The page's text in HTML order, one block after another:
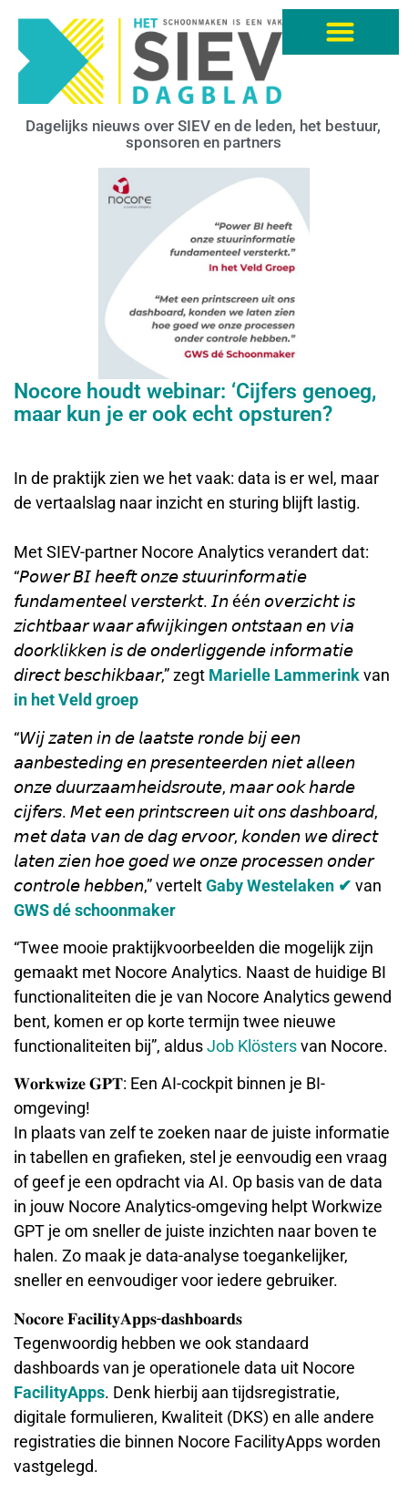
Dagelijks nieuws over SIEV en de leden, het bestuur,
sponsoren en partners
Nocore houdt webinar: ‘Cijfers genoeg,
maar kun je er ook echt opsturen?
In de praktijk zien we het vaak: data is er wel, maar
de vertaalslag naar inzicht en sturing blijft lastig.
Met SIEV-partner Nocore Analytics verandert dat:
“𝘗𝘰𝘸𝘦𝘳 𝘉𝘐 𝘩𝘦𝘦𝘧𝘵 𝘰𝘯𝘻𝘦 𝘴𝘵𝘶𝘶𝘳𝘪𝘯𝘧𝘰𝘳𝘮𝘢𝘵𝘪𝘦
𝘧𝘶𝘯𝘥𝘢𝘮𝘦𝘯𝘵𝘦𝘦𝘭 𝘷𝘦𝘳𝘴𝘵𝘦𝘳𝘬𝘵. 𝘐𝘯 éé𝘯 𝘰𝘷𝘦𝘳𝘻𝘪𝘤𝘩𝘵 𝘪𝘴
𝘻𝘪𝘤𝘩𝘵𝘣𝘢𝘢𝘳 𝘸𝘢𝘢𝘳 𝘢𝘧𝘸𝘪𝘫𝘬𝘪𝘯𝘨𝘦𝘯 𝘰𝘯𝘵𝘴𝘵𝘢𝘢𝘯 𝘦𝘯 𝘷𝘪𝘢
𝘥𝘰𝘰𝘳𝘬𝘭𝘪𝘬𝘬𝘦𝘯 𝘪𝘴 𝘥𝘦 𝘰𝘯𝘥𝘦𝘳𝘭𝘪𝘨𝘨𝘦𝘯𝘥𝘦 𝘪𝘯𝘧𝘰𝘳𝘮𝘢𝘵𝘪𝘦
𝘥𝘪𝘳𝘦𝘤𝘵 𝘣𝘦𝘴𝘤𝘩𝘪𝘬𝘣𝘢𝘢𝘳,” zegt Marielle Lammerinkvan
in het Veld groep
“𝘞𝘪𝘫 𝘻𝘢𝘵𝘦𝘯 𝘪𝘯 𝘥𝘦 𝘭𝘢𝘢𝘵𝘴𝘵𝘦 𝘳𝘰𝘯𝘥𝘦 𝘣𝘪𝘫 𝘦𝘦𝘯
𝘢𝘢𝘯𝘣𝘦𝘴𝘵𝘦𝘥𝘪𝘯𝘨 𝘦𝘯 𝘱𝘳𝘦𝘴𝘦𝘯𝘵𝘦𝘦𝘳𝘥𝘦𝘯 𝘯𝘪𝘦𝘵 𝘢𝘭𝘭𝘦𝘦𝘯
𝘰𝘯𝘻𝘦 𝘥𝘶𝘶𝘳𝘻𝘢𝘢𝘮𝘩𝘦𝘪𝘥𝘴𝘳𝘰𝘶𝘵𝘦, 𝘮𝘢𝘢𝘳 𝘰𝘰𝘬 𝘩𝘢𝘳𝘥𝘦
𝘤𝘪𝘫𝘧𝘦𝘳𝘴. 𝘔𝘦𝘵 𝘦𝘦𝘯 𝘱𝘳𝘪𝘯𝘵𝘴𝘤𝘳𝘦𝘦𝘯 𝘶𝘪𝘵 𝘰𝘯𝘴 𝘥𝘢𝘴𝘩𝘣𝘰𝘢𝘳𝘥,
𝘮𝘦𝘵 𝘥𝘢𝘵𝘢 𝘷𝘢𝘯 𝘥𝘦 𝘥𝘢𝘨 𝘦𝘳𝘷𝘰𝘰𝘳, 𝘬𝘰𝘯𝘥𝘦𝘯 𝘸𝘦 𝘥𝘪𝘳𝘦𝘤𝘵
𝘭𝘢𝘵𝘦𝘯 𝘻𝘪𝘦𝘯 𝘩𝘰𝘦 𝘨𝘰𝘦𝘥 𝘸𝘦 𝘰𝘯𝘻𝘦 𝘱𝘳𝘰𝘤𝘦𝘴𝘴𝘦𝘯 𝘰𝘯𝘥𝘦𝘳
𝘤𝘰𝘯𝘵𝘳𝘰𝘭𝘦 𝘩𝘦𝘣𝘣𝘦𝘯,” verteltGaby Westelaken ✔ van
GWS dé schoonmaker
“Twee mooie praktijkvoorbeelden die mogelijk zijn
gemaakt met Nocore Analytics. Naast de huidige BI
functionaliteiten die je van Nocore Analytics gewend
bent, komen er op korte termijn twee nieuwe
functionaliteiten bij”, aldusJob Klöstersvan Nocore.
𝐖𝐨𝐫𝐤𝐰𝐢𝐳𝐞 𝐆𝐏𝐓: Een AI-cockpit binnen je BI-
omgeving!
In plaats van zelf te zoeken naar de juiste informatie
in tabellen en grafieken, stel je eenvoudig een vraag
of geef je een opdracht via AI. Op basis van de data
in jouw Nocore Analytics-omgeving helpt Workwize
GPT je om sneller de juiste inzichten naar boven te
halen. Zo maak je data-analyse toegankelijker,
sneller en eenvoudiger voor iedere gebruiker.
𝐍𝐨𝐜𝐨𝐫𝐞 𝐅𝐚𝐜𝐢𝐥𝐢𝐭𝐲𝐀𝐩𝐩𝐬-𝐝𝐚𝐬𝐡𝐛𝐨𝐚𝐫𝐝𝐬
Tegenwoordig hebben we ook standaard
dashboards van je operationele data uit Nocore
FacilityApps. Denk hierbij aan tijdsregistratie,
digitale formulieren, Kwaliteit (DKS) en alle andere
registraties die binnen Nocore FacilityApps worden
vastgelegd.